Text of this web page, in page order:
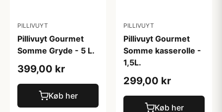
PILLIVUYT
Pillivuyt Gourmet
Somme Gryde - 5 L.
399,00 kr
Køb her
PILLIVUYT
Pillivuyt Gourmet
Somme kasserolle -
1,5L.
299,00 kr
Køb her